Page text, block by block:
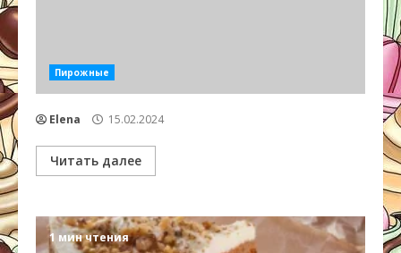
Пирожные
Elena 15.02.2024
Читать далее
1 мин чтения